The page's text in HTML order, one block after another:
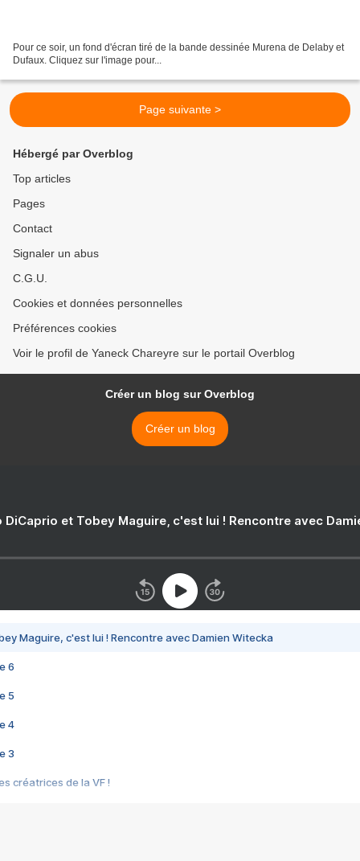
Pour ce soir, un fond d'écran tiré de la bande dessinée Murena de Delaby et
Dufaux. Cliquez sur l'image pour...
Page suivante >
Hébergé par Overblog
Top articles
Pages
Contact
Signaler un abus
C.G.U.
Cookies et données personnelles
Préférences cookies
Voir le profil de Yaneck Chareyre sur le portail Overblog
Créer un blog sur Overblog
Créer un blog
DiCaprio et Tobey Maguire, c'est lui ! Rencontre avec
Maguire, c'est lui ! Rencontre avec Damien Witecka
6
5
4
3
créatrices de la VF !